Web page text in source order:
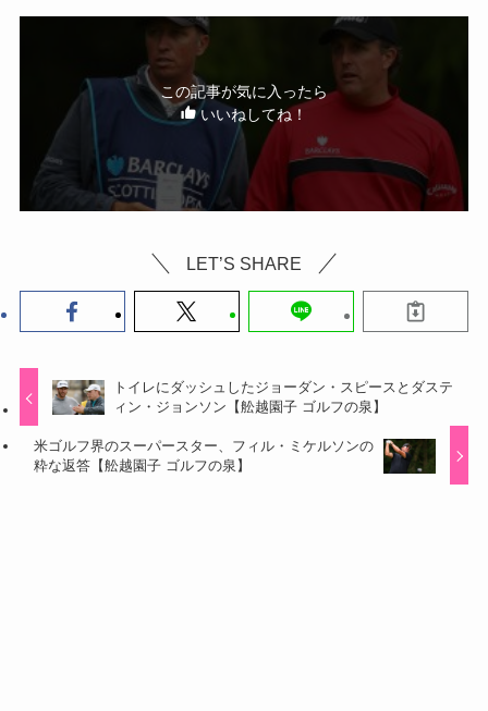
この記事が気に入ったら
いいねしてね！
LET’S SHARE
トイレにダッシュしたジョーダン・スピースとダステ
ィン・ジョンソン【舩越園子 ゴルフの泉】
米ゴルフ界のスーパースター、フィル・ミケルソンの
粋な返答【舩越園子 ゴルフの泉】